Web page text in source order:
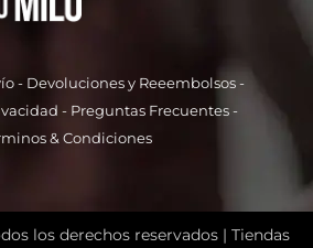
- Devoluciones y Reeembolsos -
- Preguntas Frecuentes-
& Condiciones
los derechos reservados | Tiendas